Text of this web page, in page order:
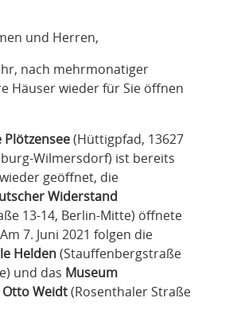
und Herren,
nach mehrmonatiger
Häuser wieder für Sie öffnen
(Hüttigpfad, 13627
Wilmersdorf) ist bereits
geöffnet, die
Widerstand
13-14, Berlin-Mitte) öffnete
7. Juni 2021 folgen die
Helden(Stauffenbergstraße
und das Museum
Weidt(Rosenthaler Straße